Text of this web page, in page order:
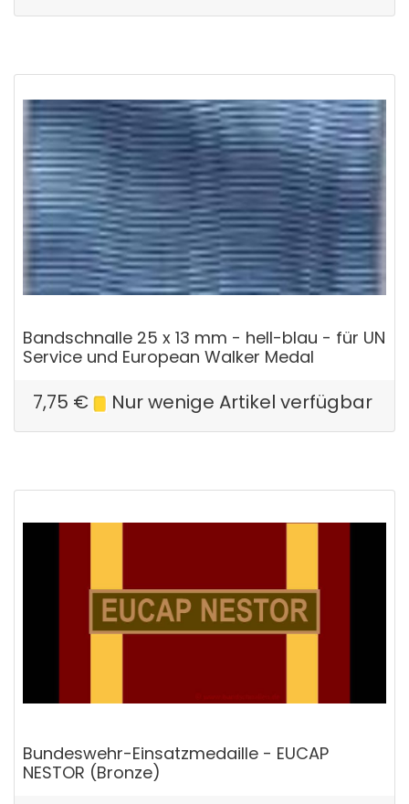
Bandschnalle 25 x 13 mm - hell-blau - für UN
Service und European Walker Medal
7,75 € Nur wenige Artikel verfügbar
Bundeswehr-Einsatzmedaille - EUCAP
NESTOR (Bronze)